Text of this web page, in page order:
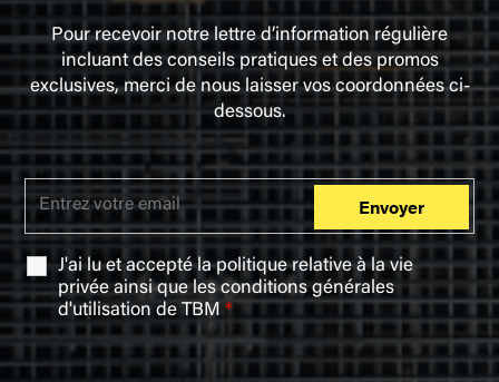
Pour recevoir notre lettre d’information régulière
incluant des conseils pratiques et des promos
exclusives, merci de nous laisser vos coordonnées ci-
dessous.
J'ai lu et accepté lapolitique relative à la vie
privéeainsi que lesconditions générales
d'utilisationde TBM*